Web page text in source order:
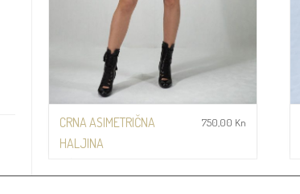
750,00 Kn
CRNA ASIMETRIČNA
HALJINA